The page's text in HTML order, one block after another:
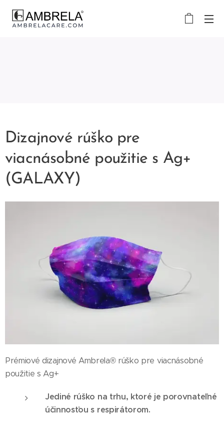
Dizajnové rúško pre
viacnásobné použitie s Ag+
(GALAXY)
Prémiové dizajnové Ambrela® rúško pre viacnásobné
použitie s Ag+
Jediné rúško na trhu, ktoré je porovnateľné
účinnosťou s respirátorom.